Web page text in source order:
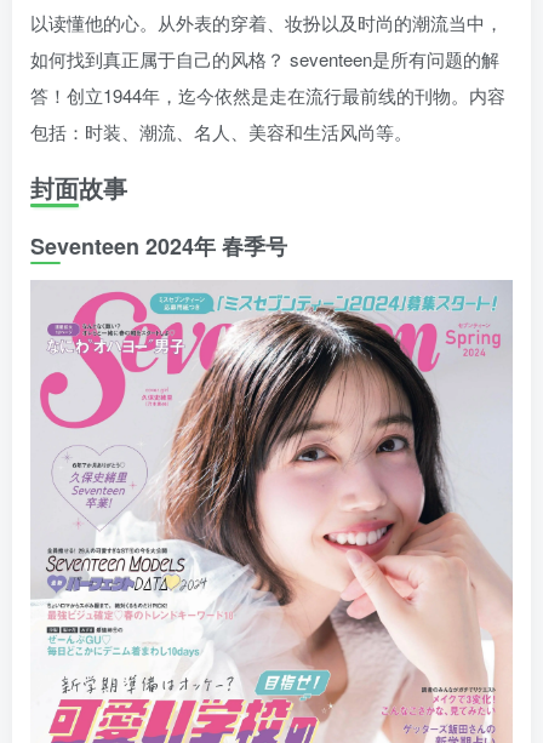
以读懂他的心。从外表的穿着、妆扮以及时尚的潮流当中，
如何找到真正属于自己的风格？ seventeen是所有问题的解
答！创立1944年，迄今依然是走在流行最前线的刊物。内容
包括：时装、潮流、名人、美容和生活风尚等。
封面故事
Seventeen 2024年 春季号